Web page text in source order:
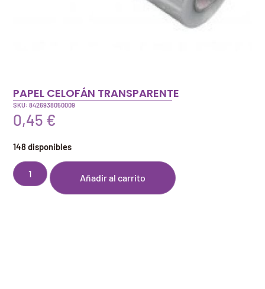
PAPEL CELOFÁN TRANSPARENTE
SKU: 8426938050009
0,45 €
148 disponibles
Añadir al carrito